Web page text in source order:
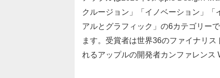
クルージョン」「イノベーション」
アルとグラフィック」の6カテゴリー
ます。受賞者は世界36のファイナリ
れるアップルの開発者カンファレンス